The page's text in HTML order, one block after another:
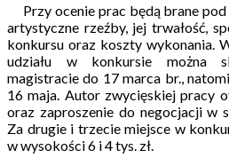
Przy ocenie prac będą brane
artystyczne rzeźby, jej trwałość,
konkursu oraz koszty wykonania.
udziału w konkursie można
magistracie do 17 marca br.,
16 maja. Autor zwycięskiej pracy
oraz zaproszenie do negocjacji w
Za drugie i trzecie miejsce w
w wysokości 6 i 4 tys. zł.